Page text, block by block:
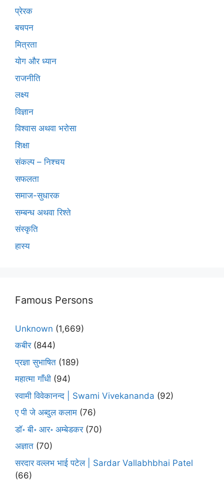
प्रेरक
बचपन
मित्रता
योग और ध्यान
राजनीति
लक्ष्य
विज्ञान
विश्वास अथवा भरोसा
शिक्षा
संकल्प – निश्चय
सफलता
समाज-सुधारक
सम्बन्ध अथवा रिश्ते
संस्कृति
हास्य
Famous Persons
Unknown (1,669)
कबीर(844)
प्रज्ञा सुभाषित (189)
महात्मा गाँधी (94)
स्वामी विवेकानन्द | Swami Vivekananda (92)
ए पी जे अब्दुल कलाम (76)
डॉ॰ बी॰ आर॰ अम्बेडकर(70)
अज्ञात (70)
सरदार वल्लभ भाई पटेल | Sardar Vallabhbhai Patel
(66)